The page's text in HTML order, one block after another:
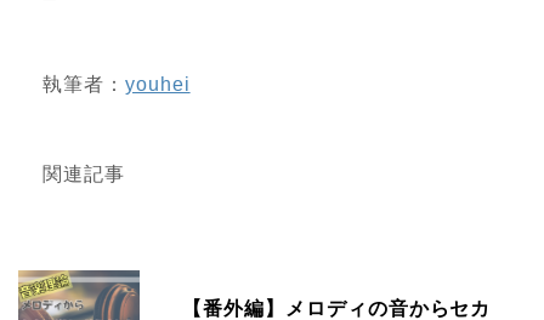
執筆者： youhei
関連記事
【番外編】メロディの音からセカ